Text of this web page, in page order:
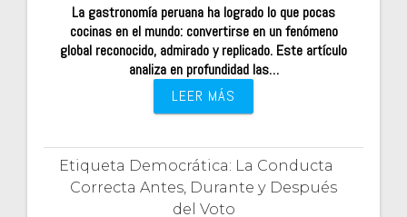
La gastronomía peruana ha logrado lo que pocas
cocinas en el mundo: convertirse en un fenómeno
global reconocido, admirado y replicado. Este artículo
analiza en profundidad las…
LEER MÁS
Etiqueta Democrática: La Conducta
Correcta Antes, Durante y Después
del Voto